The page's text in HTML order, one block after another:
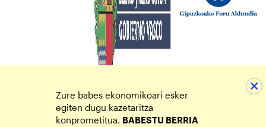
Zure babes ekonomikoari esker
egiten dugu kazetaritza
konprometitua. BABESTU BERRIA